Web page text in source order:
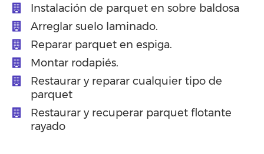
Instalación de parquet en sobre baldosa
Arreglar suelo laminado.
Reparar parquet en espiga.
Montar rodapiés.
Restaurar y reparar cualquier tipo de
parquet
Restaurar y recuperar parquet flotante
rayado